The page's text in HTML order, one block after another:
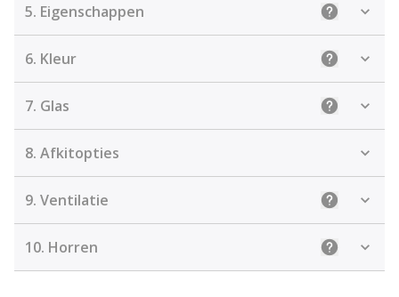
5. Eigenschappen Uitleg:
6. Kleur Uitleg:
7. Glas Uitleg:
8. Afkitopties
9. Ventilatie Uitleg:
10. Horren